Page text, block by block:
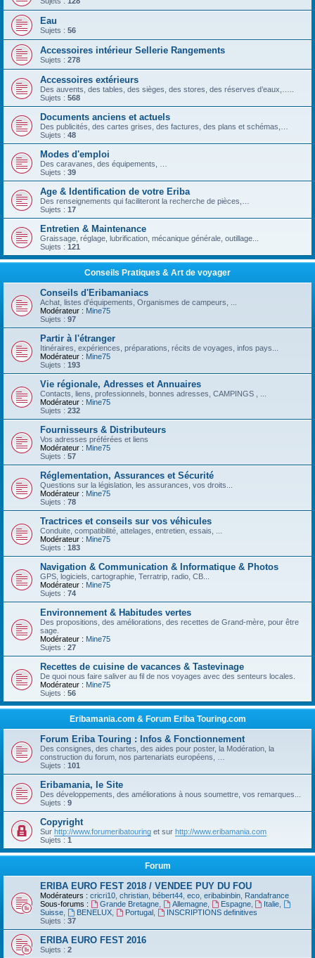
Eau
Sujets : 56
Accessoires intérieur Sellerie Rangements
Sujets : 278
Accessoires extérieurs
Des auvents, des tables, des sièges, des stores, des réserves d’eaux,…..
Sujets : 568
Documents anciens et actuels
Des publicités, des cartes grises, des factures, des plans et schémas,…
Sujets : 48
Modes d'emploi
Des caravanes, des équipements, …
Sujets : 39
Age & Identification de votre Eriba
Des renseignements qui faciliteront la recherche de pièces,…
Sujets : 17
Entretien & Maintenance
Graissage, réglage, lubrification, mécanique générale, outillage...
Sujets : 121
Conseils Pratiques & Art de voyager
Conseils d'Eribamaniacs
Achat, listes d'équipements, Organismes de campeurs, ...
Modérateur : Mine75
Sujets : 97
Partir à l'étranger
Itinéraires, expériences, préparations, récits de voyages, infos pays...
Modérateur : Mine75
Sujets : 193
Vie régionale, Adresses et Annuaires
Contacts, liens, professionnels, bonnes adresses, CAMPINGS , ...
Modérateur : Mine75
Sujets : 232
Fournisseurs & Distributeurs
Vos adresses préférées et liens
Modérateur : Mine75
Sujets : 57
Réglementation, Assurances et Sécurité
Questions sur la législation, les assurances, vos droits...
Modérateur : Mine75
Sujets : 78
Tractrices et conseils sur vos véhicules
Conduite, compatibilité, attelages, entretien, essais, ...
Modérateur : Mine75
Sujets : 183
Navigation & Communication & Informatique & Photos
GPS, logiciels, cartographie, Terratrip, radio, CB...
Modérateur : Mine75
Sujets : 74
Environnement & Habitudes vertes
Des propositions, des améliorations, des recettes de Grand-mère, pour être
sage.
Modérateur : Mine75
Sujets : 27
Recettes de cuisine de vacances & Tastevinage
De quoi nous faire saliver au fil de nos voyages avec des senteurs locales.
Modérateur : Mine75
Sujets : 56
Eribamania.com & Forum Eriba Touring.com
Forum Eriba Touring : Infos & Fonctionnement
Des consignes, des chartes, des aides pour poster, la Modération, la
construction du forum, nos partenariats européens, …
Sujets : 101
Eribamania, le Site
Des développements, des améliorations à nous soumettre, vos remarques...
Sujets : 9
Copyright
Sur http://www.forumeribatouring et sur http://www.eribamania.com
Sujets : 1
Forum
ERIBA EURO FEST 2018 / VENDEE PUY DU FOU
Modérateurs : cricri10 christian bébert44 eco eribabinbin Randafrance
Sous-forums :
Grande Bretagne, Allemagne, Espagne, Italie
Suisse
BENELUX, Portugal,
INSCRIPTIONS definitives
Sujets : 37
ERIBA EURO FEST 2016
Sujets : 2